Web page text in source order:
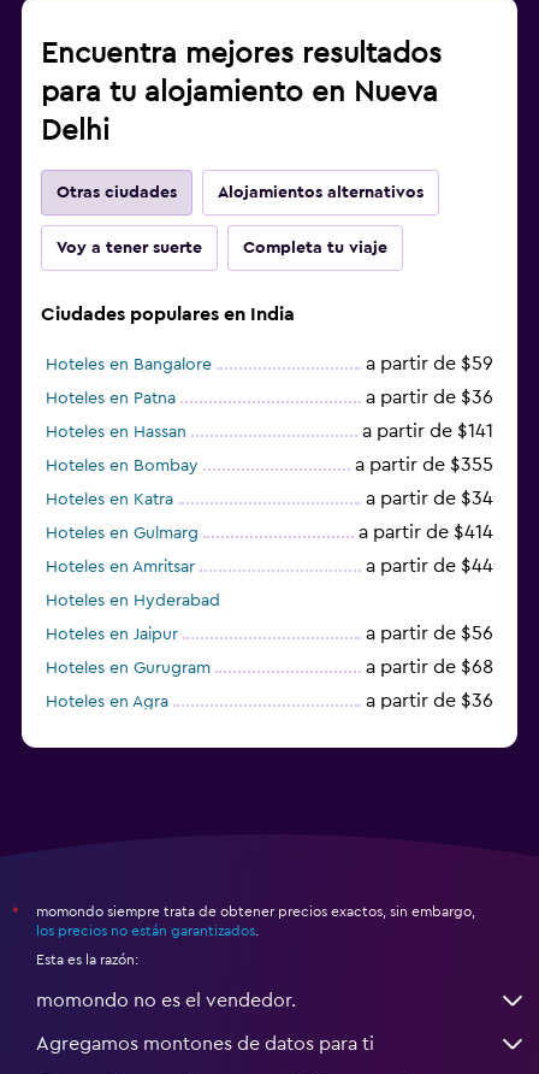
Encuentra mejores resultados
para tu alojamiento en Nueva
Delhi
Otras ciudades Alojamientos alternativos
Voy a tener suerte Completa tu viaje
Ciudades populares en India
Hoteles en Bangalore a partir de $59
Hoteles en Patna a partir de $36
Hoteles en Hassan a partir de $141
Hoteles en Bombay a partir de $355
Hoteles en Katra a partir de $34
Hoteles en Gulmarg a partir de $414
Hoteles en Amritsar a partir de $44
Hoteles en Hyderabad
Hoteles en Jaipur
a partir de $56
Hoteles en Gurugram a partir de $68
Hoteles en Agra a partir de $36
*
momondo siempre trata de obtener precios exactos, sin embargo,
los precios no están garantizados
Esta es la razón:
momondo no es el vendedor.
Agregamos montones de datos para ti